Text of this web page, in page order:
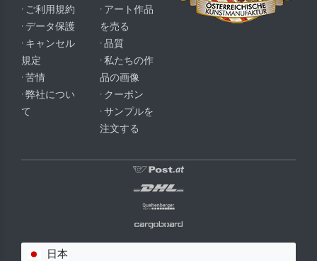
· ご利用規約
· データ保護
· キャンセル
規定
· 苦情
· 弊社につい
て
· アート作品
を売る
· 品質
· 私たちの作
品の画像
· クーポン
· サンプルを
注文する
日本